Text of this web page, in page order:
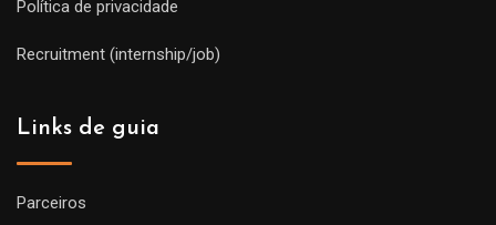
Política de privacidade
Recruitment (internship/job)
Links de guia
Parceiros